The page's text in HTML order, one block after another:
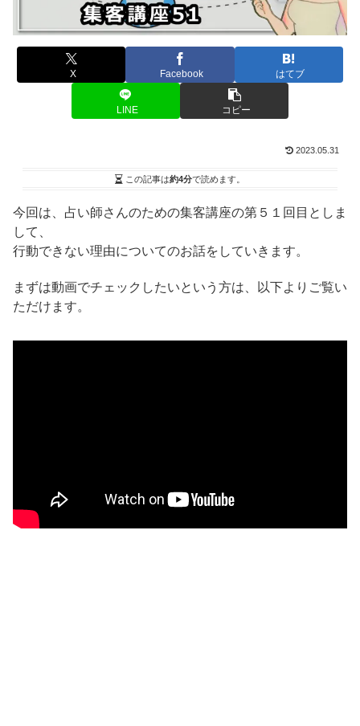
X Facebook はてブ
LINE コピー
2023.05.31
この記事は約4分で読めます。
今回は、占い師さんのための集客講座の第５１回目としま
して、
行動できない理由についてのお話をしていきます。
まずは動画でチェックしたいという方は、以下よりご覧い
ただけます。